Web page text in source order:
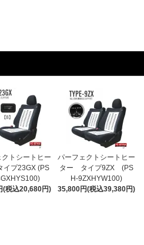
クトシートヒー
プ23GX (PS
(税込20,680円)
パーフェクトシートヒー
ター タイプ9ZX (PS
H-9ZXHYW100)
35,800円(税込39,380円)